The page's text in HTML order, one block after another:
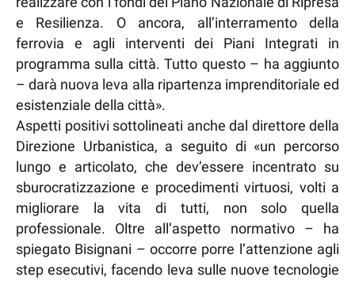
e Resilienza. O ancora, all’interramento della
ferrovia e agli interventi dei Piani Integrati in
programma sulla città. Tutto questo – ha aggiunto
– darà nuova leva alla ripartenza imprenditoriale ed
esistenziale della città».
Aspetti positivi sottolineati anche dal direttore della
Direzione Urbanistica, a seguito di «un percorso
lungo e articolato, che dev’essere incentrato su
sburocratizzazione e procedimenti virtuosi, volti a
migliorare la vita di tutti, non solo quella
professionale. Oltre all’aspetto normativo – ha
spiegato Bisignani – occorre porre l’attenzione agli
step esecutivi, facendo leva sulle nuove tecnologie